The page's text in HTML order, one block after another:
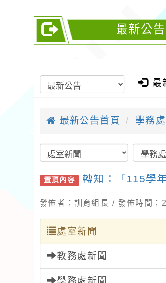
最新公
最
最新公告首頁 學務
置頂內容 轉知：「115學
發佈者：訓育組長 / 發佈時間
處室新聞
教務處新聞
學務處新聞